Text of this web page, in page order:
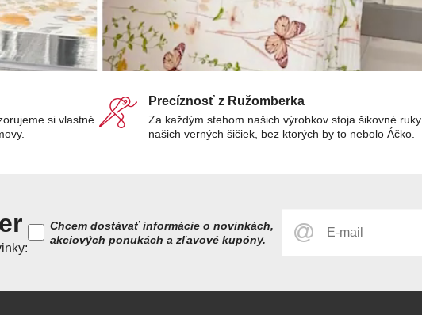
si vlastné
Precíznosť z Ružomberka
Za každým stehom našich výrobkov stoja šikovné ruky
našich verných šičiek, bez ktorých by to nebolo Áčko.
Chcem dostávať informácie o novinkách,
akciových ponukách a zľavové kupóny.